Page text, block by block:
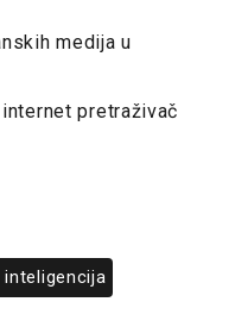
medija u
pretraživač